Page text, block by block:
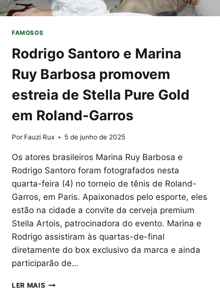
DE
SUCESSO
FAMOSOS
Rodrigo Santoro e Marina
Ruy Barbosa promovem
estreia de Stella Pure Gold
em Roland-Garros
Por Fauzi Rux 5 de junho de 2025
Os atores brasileiros Marina Ruy Barbosa e
Rodrigo Santoro foram fotografados nesta
quarta-feira (4) no torneio de tênis de Roland-
Garros, em Paris. Apaixonados pelo esporte, eles
estão na cidade a convite da cerveja premium
Stella Artois, patrocinadora do evento. Marina e
Rodrigo assistiram às quartas-de-final
diretamente do box exclusivo da marca e ainda
participarão de…
LER MAIS RODRIGO